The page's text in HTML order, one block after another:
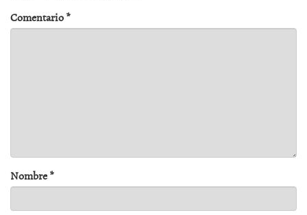
Comentario*
Nombre*